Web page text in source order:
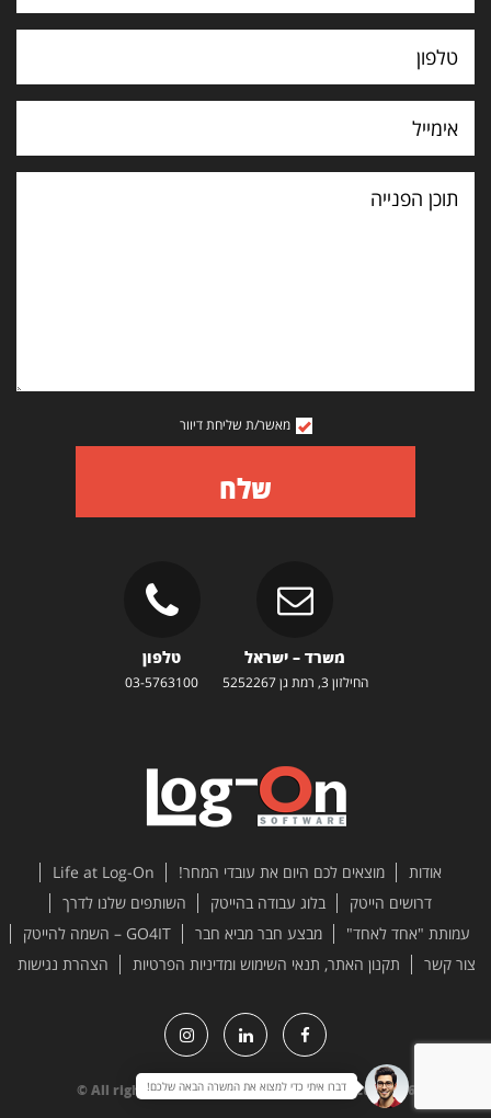
תוכן
הפנייה
מאשר/ת שליחת דיוור
שלח
משרד – ישראל
החילזון 3, רמת גן 5252267
טלפון
03-5763100
אודות מוצאים לכם היום את עובדי המחר!
Life at Log-On
דרושים הייטק
בלוג עבודה בהייטק
השותפים שלנו לדרך
עמותת "אחד לאחד"
מבצע חבר מביא חבר
GO4IT – השמה להייטק
צור קשר
תקנון האתר, תנאי השימוש ומדיניות הפרטיות הצהרת נגישות
All rights reserved to Log-On Software Ltd. 2026 ©
דברו איתי כדי למצוא את המשרה הבאה שלכם!